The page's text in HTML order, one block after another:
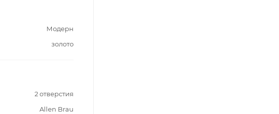
Модерн
золото
2 отверстия
Allen Brau